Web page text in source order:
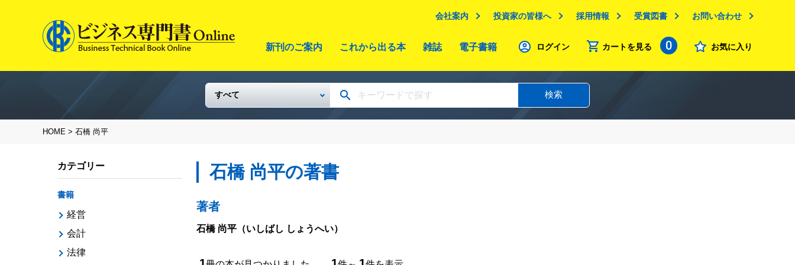
会社案内 投資家の皆様へ 採用情報 受賞図書 お問い合わせ
新刊のご案内 これから出る本 雑誌 電子書籍 ログイン カートを見る 0 お気に入り
検索
HOME > 石橋 尚平
石橋 尚平の著書
著者
石橋 尚平 （いしばし しょうへい）
カテゴリー
書籍
経営
会計
法律